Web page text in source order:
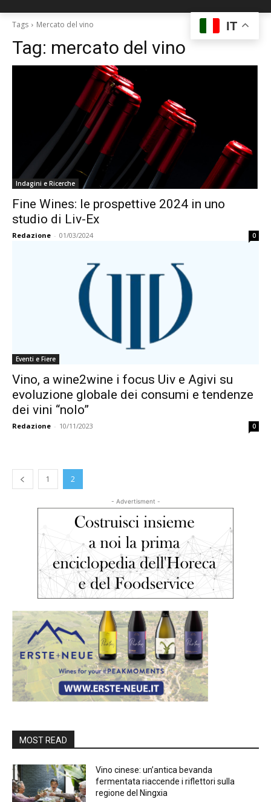
Tags Mercato del vino
Tag: mercato del vino
Indagini e Ricerche
Fine Wines: le prospettive 2024 in uno
studio di Liv-Ex
Redazione - 01/03/2024 0
Eventi e Fiere
Vino, a wine2wine i focus Uiv e Agivi su
evoluzione globale dei consumi e tendenze
dei vini “nolo”
Redazione - 10/11/2023 0
1 2
- Advertisment -
MOST READ
Vino cinese: un’antica bevanda
fermentata riaccende i riflettori sulla
regione del Ningxia
IT